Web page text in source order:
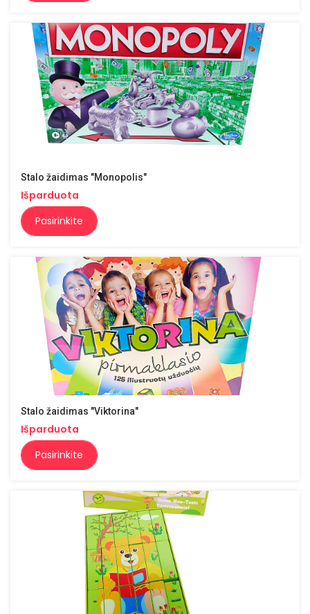
Stalo žaidimas "Monopolis"
Išparduota
Pasirinkite
Stalo žaidimas "Viktorina"
Išparduota
Pasirinkite